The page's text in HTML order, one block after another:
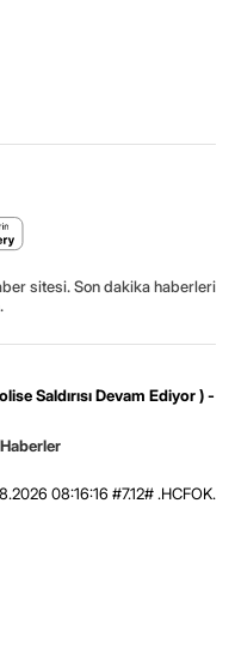
sitesi. Son dakika haberleri
Saldırısı Devam Ediyor ) -
Haberler
08:16:16 #7.12# .HCFOK.